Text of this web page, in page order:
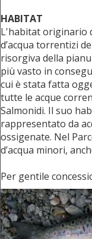
HABITAT
L'habitat originario
d’acqua torrentizi
risorgiva della
più vasto in
cui è stata fatta
tutte le acque
Salmonidi. Il suo
rappresentato da
ossigenate. Nel
d’acqua minori,
Per gentile